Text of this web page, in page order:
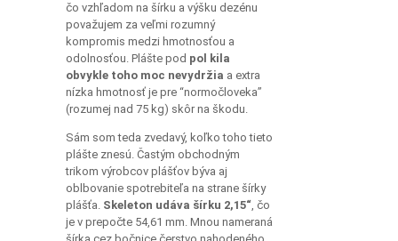
čo vzhľadom na šírku a výšku dezénu
považujem za veľmi rozumný
kompromis medzi hmotnosťou a
odolnosťou. Plášte pod pol kila
obvykle toho moc nevydržia a extra
nízka hmotnosť je pre “normočloveka”
(rozumej nad 75 kg) skôr na škodu.
Sám som teda zvedavý, koľko toho tieto
plášte znesú. Častým obchodným
trikom výrobcov plášťov býva aj
oblbovanie spotrebiteľa na strane šírky
plášťa. Skeleton udáva šírku 2,15“, čo
je v prepočte 54,61 mm. Mnou nameraná